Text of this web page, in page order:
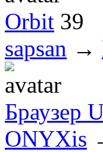
Orbit 39
sapsan →
Браузер
ONYXis